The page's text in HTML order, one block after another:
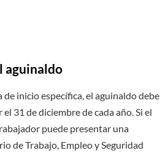
aguinaldo
inicio específica, el aguinaldo debe
31 de diciembre de cada año. Si el
puede presentar una
de Trabajo, Empleo y Seguridad